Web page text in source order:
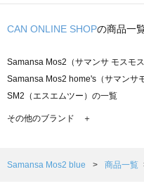
CAN ONLINE SHOPの商品一
Samansa Mos2（サマンサ モスモ
Samansa Mos2 home's（サマンサ
SM2（エスエムツー）の一覧
TSUHARU by Samansa Mos2（ツ
Samansa Mos2 Lagom（サマンサ
その他のブランド ＋
Samansa Mos2 blue 商品一覧